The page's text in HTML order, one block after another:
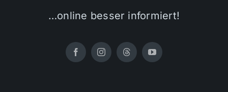
…online besser informiert!